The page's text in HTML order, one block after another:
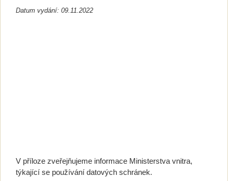
Datum vydání: 09.11.2022
V příloze zveřejňujeme informace Ministerstva vnitra,
týkající se používání datových schránek.